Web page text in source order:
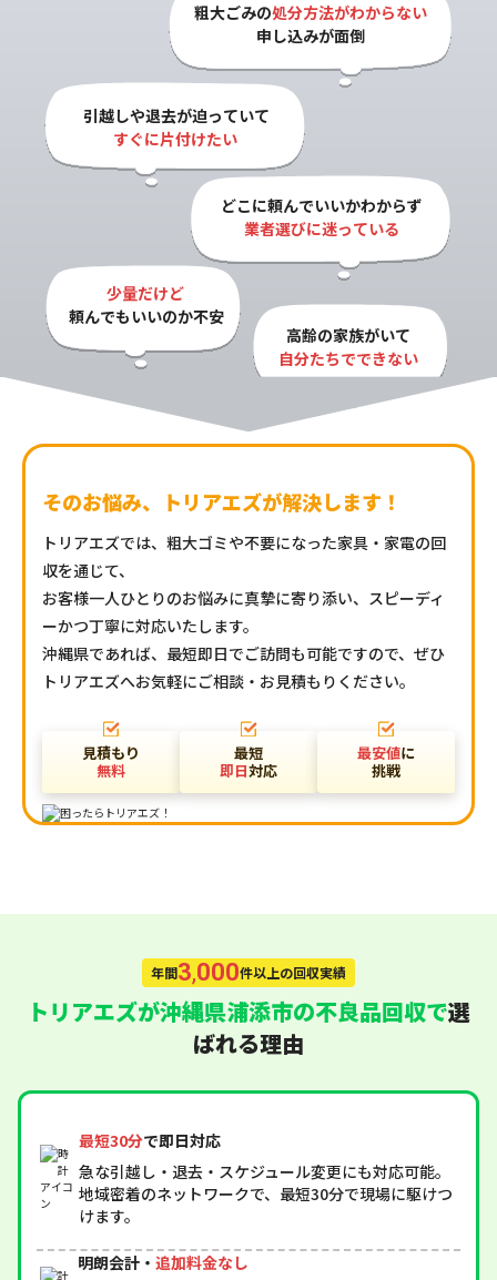
業者選びに迷っている
どこに頼んでいいかわからず
自分たちでできない
高齢の家族がいて
処分方法がわからない
粗大ごみの
申し込みが面倒
すぐに片付けたい
引越しや退去が迫っていて
頼んでもいいのか不安
少量だけど
そのお悩み、トリアエズが解決します！
トリアエズでは、粗大ゴミや不要になった家具・家電の回
収を通じて、
お客様一人ひとりのお悩みに真摯に寄り添い、スピーディ
ーかつ丁寧に対応いたします。
沖縄県であれば、最短即日でご訪問も可能ですので、ぜひ
トリアエズへお気軽にご相談・お見積もりください。
見積もり
無料
最短
即日対応
最安値に
挑戦
年間3,000件以上の回収実績
トリアエズが沖縄県浦添市の不良品回収で選
ばれる理由
最短30分で即日対応
急な引越し・退去・スケジュール変更にも対応可能。
地域密着のネットワークで、最短30分で現場に駆けつ
けます。
明朗会計・ 追加料金なし